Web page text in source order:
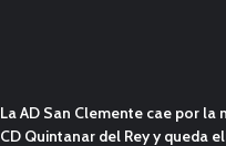
La AD San Clemente cae por la
CD Quintanar del Rey y queda